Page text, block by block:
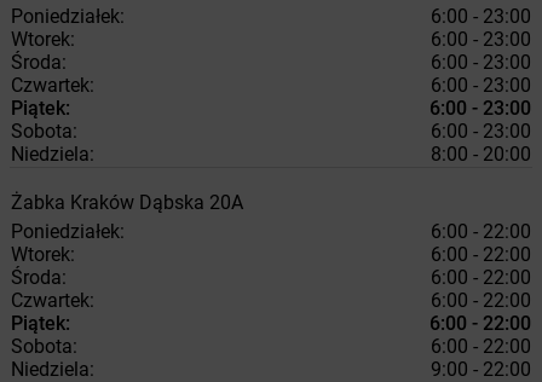
Poniedziałek:
6:00 - 23:00
Wtorek:
6:00 - 23:00
Środa:
6:00 - 23:00
Czwartek:
6:00 - 23:00
Piątek:
6:00 - 23:00
Sobota:
6:00 - 23:00
Niedziela:
8:00 - 20:00
Żabka Kraków Dąbska 20A
Poniedziałek:
6:00 - 22:00
Wtorek:
6:00 - 22:00
Środa:
6:00 - 22:00
Czwartek:
6:00 - 22:00
Piątek:
6:00 - 22:00
Sobota:
6:00 - 22:00
Niedziela:
9:00 - 22:00